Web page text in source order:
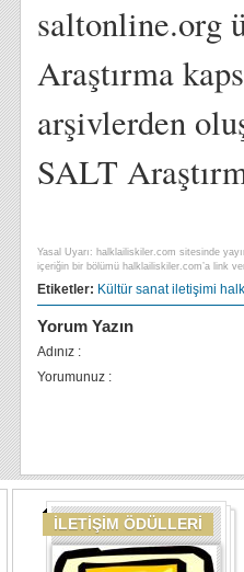
saltonline.org
Araştırma
arşivlerden
SALT
Yasal Uyarı: halklailiskiler.com sitesinde
içeriğin bir bölümü halklailiskiler.com’a link
Etiketler: Kültür sanat iletişimi
Yorum Yazın
Adınız :
Yorumunuz :
İLETİŞİM ÖDÜLLERİ